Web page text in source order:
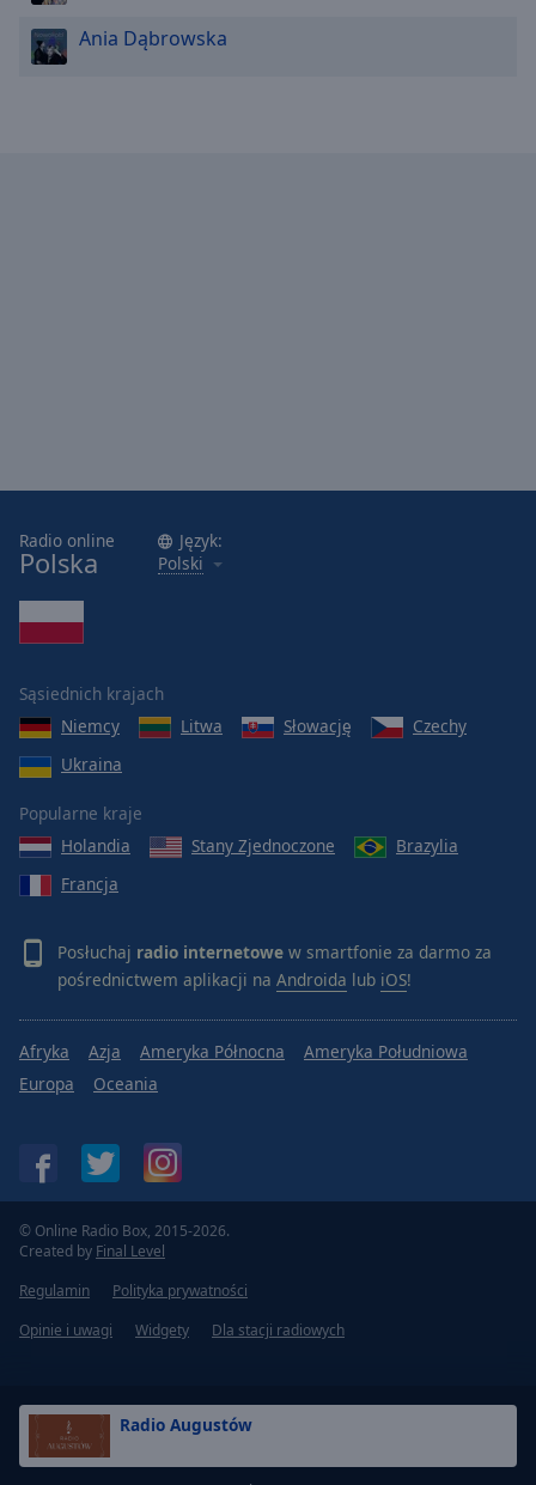
dialog
Radio Augustów
Ania Dąbrowska
Radio online
Polska
Język:
Polski
Sąsiednich krajach
Niemcy
Litwa Słowację
Czechy
Ukraina
Popularne kraje
Holandia
Stany Zjednoczone
Brazylia
Francja
Posłuchaj radio internetowe w smartfonie za darmo za
pośrednictwem aplikacji na Androida lub iOS!
Afryka Azja Ameryka Północna
Ameryka Południowa
Europa
Oceania
© Online Radio Box, 2015-2026.
Created by Final Level
Regulamin
Polityka prywatności
Opinie i uwagi
Widgety Dla stacji radiowych